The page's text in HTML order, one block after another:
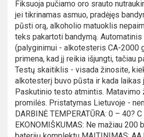
Fiksuoja pučiamo oro srauto
jei tikrinamas asmuo, pradėjęs
pūsti orą, alkoholio matuoklis
teks pakartoti bandymą.
(palyginimui - alkotesteris CA-2000
primena, kad jį reikia išjungti, tačiau
Testų skaitiklis - visada žinosite,
alkotesterį buvo pūsta ir kada laikas
Paskutinio testo atmintis. Matavimo
promilės. Pristatymas Lietuvoje -
DARBINĖ TEMPERATŪRA: 0 – 40? C
EKONOMIŠKUMAS: Ne mažiau 200